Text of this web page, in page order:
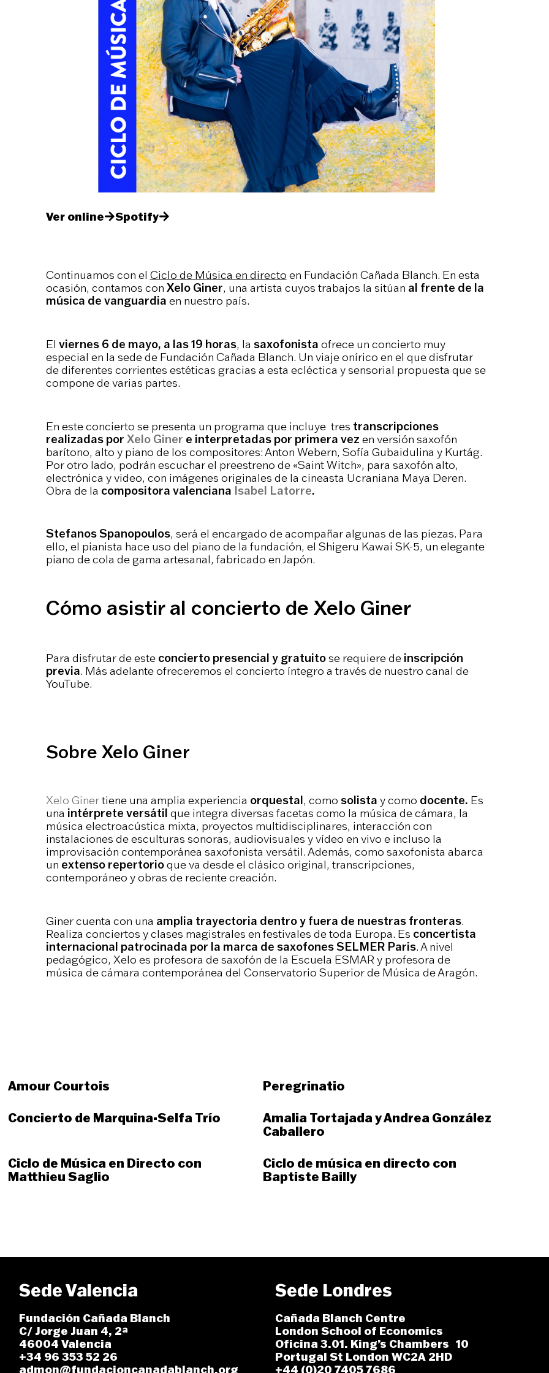
Ver online Spotify
Continuamos con el Ciclo de Música en directo en Fundación Cañada Blanch. En esta
ocasión, contamos con Xelo Giner, una artista cuyos trabajos la sitúan al frente de la
música de vanguardia en nuestro país.
El viernes 6 de mayo, a las 19 horas, la saxofonista ofrece un concierto muy
especial en la sede de Fundación Cañada Blanch. Un viaje onírico en el que disfrutar
de diferentes corrientes estéticas gracias a esta ecléctica y sensorial propuesta que se
compone de varias partes.
En este concierto se presenta un programa que incluye tres transcripciones
realizadas por Xelo Giner e interpretadas por primera vez en versión saxofón
barítono, alto y piano de los compositores: Anton Webern, Sofía Gubaidulina y Kurtág.
Por otro lado, podrán escuchar el preestreno de «Saint Witch», para saxofón alto,
electrónica y video, con imágenes originales de la cineasta Ucraniana Maya Deren.
Obra de la compositora valenciana Isabel Latorre.
Stefanos Spanopoulos, será el encargado de acompañar algunas de las piezas. Para
ello, el pianista hace uso del piano de la fundación, el Shigeru Kawai SK-5, un elegante
piano de cola de gama artesanal, fabricado en Japón.
Cómo asistir al concierto de Xelo Giner
Para disfrutar de este concierto presencial y gratuitose requiere de inscripción
previa. Más adelante ofreceremos el concierto íntegro a través de nuestro canal de
YouTube.
Sobre Xelo Giner
Xelo Ginertiene una amplia experiencia orquestal, como solista y como docente. Es
una intérprete versátil que integra diversas facetas como la música de cámara, la
música electroacústica mixta, proyectos multidisciplinares, interacción con
instalaciones de esculturas sonoras, audiovisuales y vídeo en vivo e incluso la
improvisación contemporánea saxofonista versátil. Además, como saxofonista abarca
un extenso repertorioque va desde el clásico original, transcripciones,
contemporáneo y obras de reciente creación.
Giner cuenta con una amplia trayectoria dentro y fuera de nuestras fronteras.
Realiza conciertos y clases magistrales en festivales de toda Europa. Es concertista
internacional patrocinada por la marca de saxofones SELMER Paris. A nivel
pedagógico, Xelo es profesora de saxofón de la Escuela ESMAR y profesora de
música de cámara contemporánea del Conservatorio Superior de Música de Aragón.
Amour Courtois Peregrinatio
Concierto de Marquina-Selfa Trío
Amalia Tortajada y Andrea González
Caballero
Ciclo de Música en Directo con
Matthieu Saglio
Ciclo de música en directo con
Baptiste Bailly
Sede Valencia
Fundación Cañada Blanch
C/ Jorge Juan 4, 2ª
46004 Valencia
+34 96 353 52 26
admon@fundacioncanadablanch.org
Sede Londres
Cañada Blanch Centre
London School of Economics
Oficina 3.01. King’s Chambers 10
Portugal St London WC2A 2HD
+44 (0)20 7405 7686